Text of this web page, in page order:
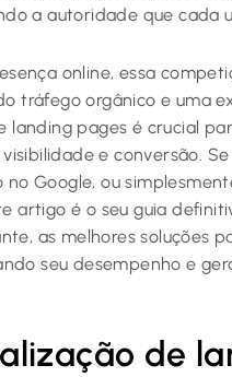
a autoridade que cada
online, essa
tráfego orgânico e uma
landing pages é crucial
e conversão.
Google, ou
artigo é o seu guia
as melhores soluções
seu desempenho e
de